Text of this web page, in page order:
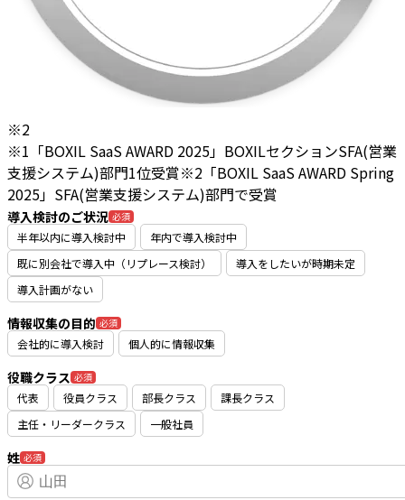
※2
※1「BOXIL SaaS AWARD 2025」BOXILセクションSFA(営業
支援システム)部門1位受賞※2「BOXIL SaaS AWARD Spring
2025」SFA(営業支援システム)部門で受賞
導入検討のご状況 必須
半年以内に導入検討中
年内で導入検討中
既に別会社で導入中（リプレース検討）
導入をしたいが時期未定
導入計画がない
情報収集の目的 必須
会社的に導入検討 個人的に情報収集
役職クラス 必須
代表 役員クラス 部長クラス
課長クラス
主任・リーダークラス
一般社員
姓 必須